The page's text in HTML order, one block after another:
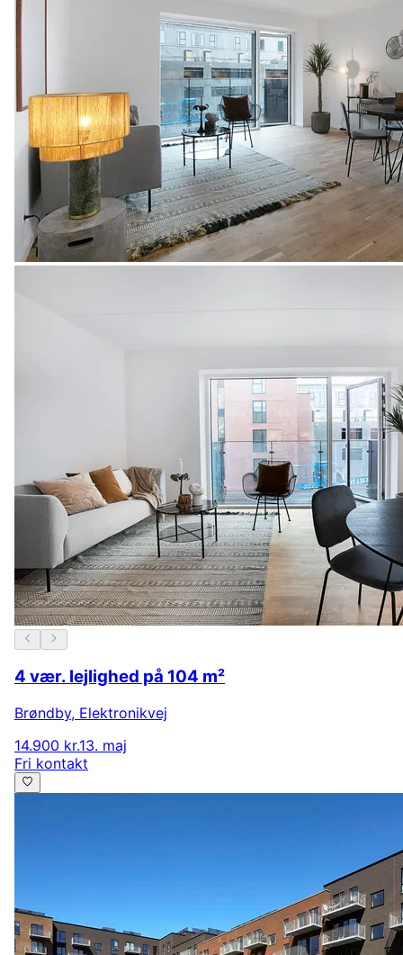
4 vær. lejlighed på 104 m²
Brøndby, Elektronikvej
14.900 kr.13. maj
Fri kontakt